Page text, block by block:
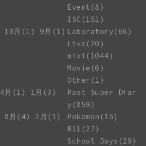
10月(1)
9月(1)
4月(1)
1月(3)
8月(4)
2月(1)
Event(8)
ISC(151)
Laboratory(66)
Live(20)
mixi(1044)
Movie(6)
Other(1)
Past Super Diar
y(859)
Pokemon(15)
R11(27)
School Days(29)